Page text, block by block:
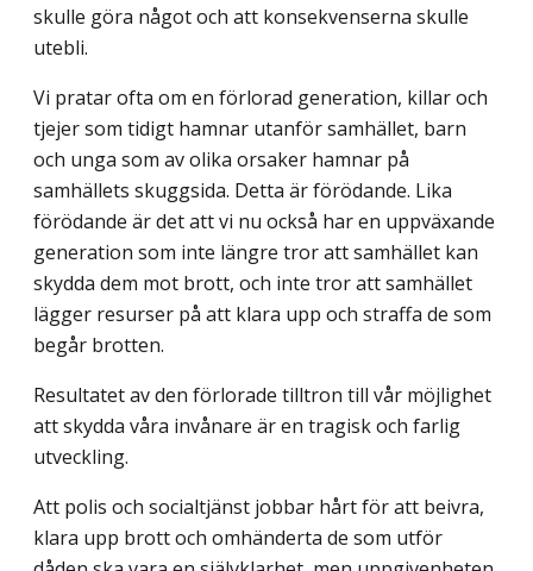
skulle göra något och att konsekvenserna skulle
utebli.
Vi pratar ofta om en förlorad generation, killar och
tjejer som tidigt hamnar utanför samhället, barn
och unga som av olika orsaker hamnar på
samhällets skuggsida. Detta är förödande. Lika
förödande är det att vi nu också har en uppväxande
generation som inte längre tror att samhället kan
skydda dem mot brott, och inte tror att samhället
lägger resurser på att klara upp och straffa de som
begår brotten.
Resultatet av den förlorade tilltron till vår möjlighet
att skydda våra invånare är en tragisk och farlig
utveckling.
Att polis och socialtjänst jobbar hårt för att beivra,
klara upp brott och omhänderta de som utför